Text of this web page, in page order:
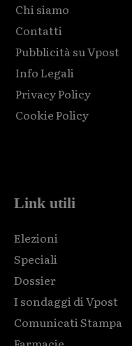
Chi siamo
Contatti
Pubblicità su Vpost
Info Legali
Privacy Policy
Cookie Policy
Link utili
Elezioni
Speciali
Dossier
I sondaggi di Vpost
Comunicati Stampa